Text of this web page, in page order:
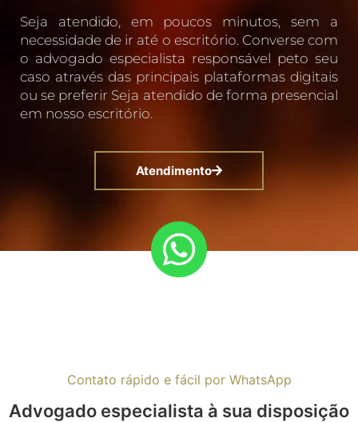
Seja atendido, em poucos minutos, sem a
necessidade de ir até o escritório. Converse com
o advogado especialista responsável peto seu
caso através das principais plataformas digitais
ou se preferir Seja atendido de forma presencial
em nosso escritório.
Atendimento
Contato rápido e fácil por WhatsApp
Advogado especialista à sua disposição